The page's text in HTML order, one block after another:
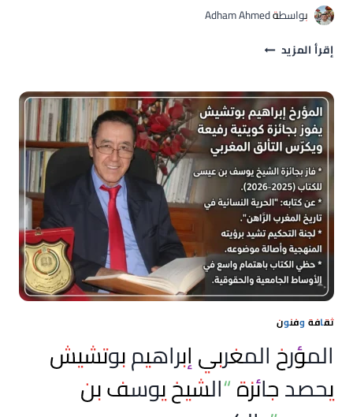
بواسطةAdham Ahmed
إقرأ المزيد مراكش
“الزمن
الجميل”:
سهرة
استثنائية
لإحياء
ذاكرة
الأغنية
المغربية
ثقافة وفنون
المؤرخ المغربي إبراهيم بوتشيش
يحصد جائزة “الشيخ يوسف بن